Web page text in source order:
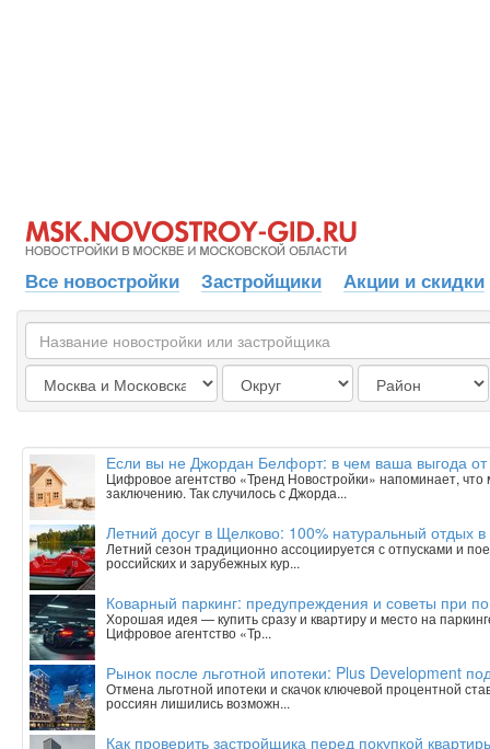
Все новостройки Застройщики Акции и скидки
Если вы не Джордан Белфорт: в чем ваша выгода от
Цифровое агентство «Тренд Новостройки» напоминает,
заключению. Так случилось с Джорда...
Летний досуг в Щелково: 100% натуральный отдых в
Летний сезон традиционно ассоциируется с отпусками и
российских и зарубежных кур...
Коварный паркинг: предупреждения и советы при
Хорошая идея — купить сразу и квартиру и место на
Цифровое агентство «Тр...
Рынок после льготной ипотеки: Plus Development
Отмена льготной ипотеки и скачок ключевой процентной
россиян лишились возможн...
Как проверить застройщика перед покупкой